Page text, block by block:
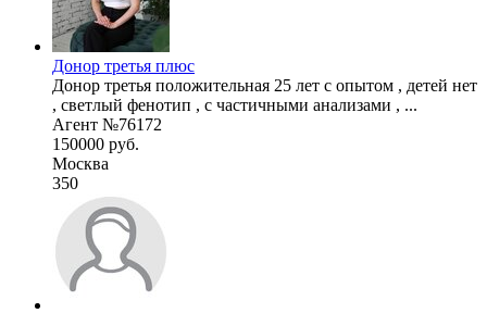
Донор третья плюс
Донор третья положительная 25 лет с опытом , детей нет
, светлый фенотип , с частичными анализами , ...
Агент №76172
150000 руб.
Москва
350